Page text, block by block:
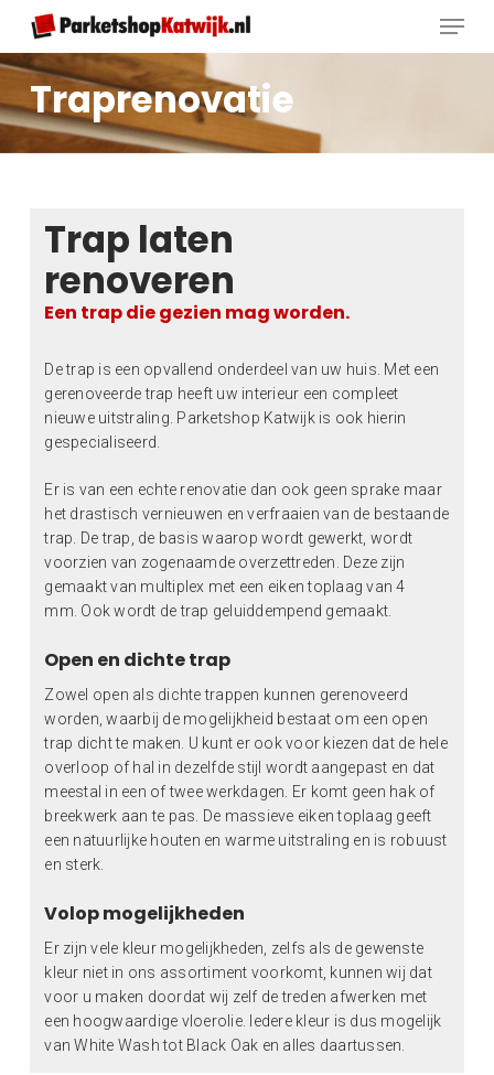
main
content
Menu
Traprenovatie
Trap laten
renoveren
Een trap die gezien mag worden.
De trap is een opvallend onderdeel van uw huis. Met een
gerenoveerde trap heeft uw interieur een compleet
nieuwe uitstraling. Parketshop Katwijk is ook hierin
gespecialiseerd.
Er is van een echte renovatie dan ook geen sprake maar
het drastisch vernieuwen en verfraaien van de bestaande
trap. De trap, de basis waarop wordt gewerkt, wordt
voorzien van zogenaamde overzettreden. Deze zijn
gemaakt van multiplex met een eiken toplaag van 4
mm. Ook wordt de trap geluiddempend gemaakt.
Open en dichte trap
Zowel open als dichte trappen kunnen gerenoveerd
worden, waarbij de mogelijkheid bestaat om een open
trap dicht te maken. U kunt er ook voor kiezen dat de hele
overloop of hal in dezelfde stijl wordt aangepast en dat
meestal in een of twee werkdagen. Er komt geen hak of
breekwerk aan te pas. De massieve eiken toplaag geeft
een natuurlijke houten en warme uitstraling en is robuust
en sterk.
Volop mogelijkheden
Er zijn vele kleur mogelijkheden, zelfs als de gewenste
kleur niet in ons assortiment voorkomt, kunnen wij dat
voor u maken doordat wij zelf de treden afwerken met
een hoogwaardige vloerolie. Iedere kleur is dus mogelijk
van White Wash tot Black Oak en alles daartussen.